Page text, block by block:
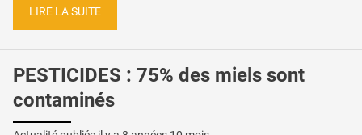
LIRE LA SUITE
PESTICIDES : 75% des miels sont
contaminés